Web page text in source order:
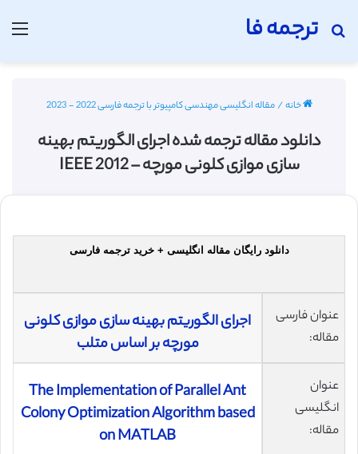
ترجمه فا
جستجو برای
خانه/مقاله انگلیسی مهندسی کامپیوتر با ترجمه فارسی 2022 - 2023
دانلود مقاله ترجمه شده اجرای الگوریتم بهینه
سازی موازی کلونی مورچه – IEEE 2012
دانلود رایگان مقاله انگلیسی + خرید ترجمه فارسی
عنوان فارسی
مقاله:
اجرای الگوریتم بهینه سازی موازی کلونی
مورچه بر اساس متلب
عنوان
انگلیسی
مقاله:
The Implementation of Parallel Ant
Colony Optimization Algorithm based
on MATLAB